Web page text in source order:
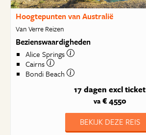
Hoogtepunten van Australië
Van Verre Reizen
Bezienswaardigheden
Alice Springs
Cairns
Bondi Beach
17 dagen excl ticket
va€ 4550
BEKIJK DEZE REIS